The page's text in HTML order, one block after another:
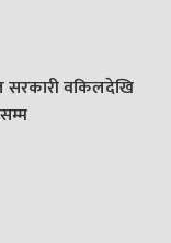
सरकारी वकिलदेखि